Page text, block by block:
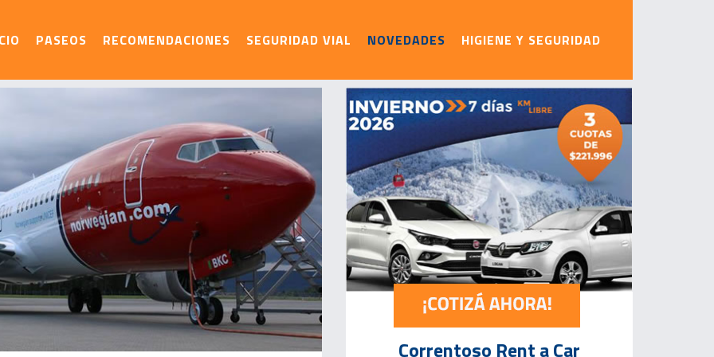
PASEOS RECOMENDACIONES SEGURIDAD VIAL NOVEDADES HIGIENE Y SEGURIDAD
Correntoso Rent a Car